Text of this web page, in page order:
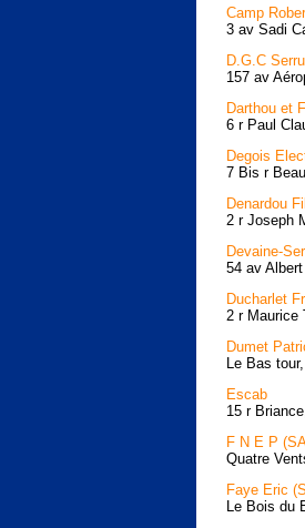
Camp
3 av Sadi
D.G.C
157 av
Darthou et
6 r Paul
Degois
7 Bis r
Denardou
2 r Joseph
Devaine-
54 av
Ducharlet
2 r Maurice
Dumet
Le Bas
Escab
15 r
F N E P
Quatre
Faye Eric
Le Bois du